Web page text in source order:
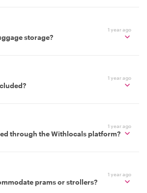
1 year ago
storage?
1 year ago
1 year ago
through the Withlocals platform?
1 year ago
prams or strollers?